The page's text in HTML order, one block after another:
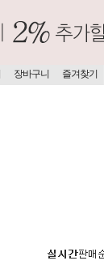
장바구니 즐겨찾기